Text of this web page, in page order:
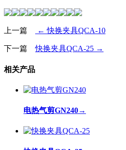
上一篇 ← 快换夹具QCA-10
下一篇快换夹具QCA-25 →
相关产品
电热气剪GN240→